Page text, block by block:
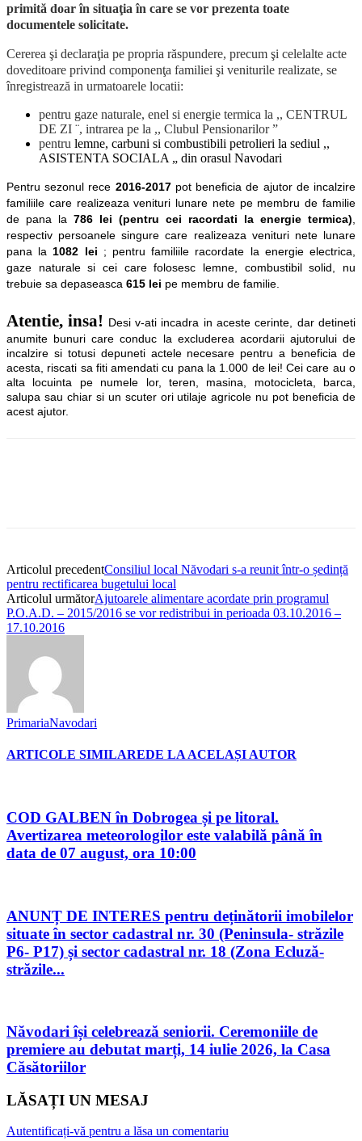
primită doar în situaţia în care se vor prezenta toate
documentele solicitate.
Cererea şi declaraţia pe propria răspundere, precum şi celelalte acte
doveditoare privind componenţa familiei şi veniturile realizate, se
înregistrează in urmatoarele locatii:
pentru gaze naturale, enel si energie termica la ,, CENTRUL
DE ZI ¨, intrarea pe la ,, Clubul Pensionarilor ”
pentru lemne, carbuni si combustibili petrolieri la sediul ,,
ASISTENTA SOCIALA „ din orasul Navodari
Pentru sezonul rece 2016-2017pot beneficia de ajutor de incalzire
familiile care realizeaza venituri lunare nete pe membru de familie
de pana la 786 lei (pentru cei racordati la energie termica)
respectiv persoanele singure care realizeaza venituri nete lunare
pana la 1082 lei ; pentru familiile racordate la energie electrica,
gaze naturale si cei care folosesc lemne, combustibil solid, nu
trebuie sa depaseasca 615 lei pe membru de familie.
Atentie, insa! Desi v-ati incadra in aceste cerinte, dar detineti
anumite bunuri care conduc la excluderea acordarii ajutorului de
incalzire si totusi depuneti actele necesare pentru a beneficia de
acesta, riscati sa fiti amendati cu pana la 1.000 de lei! Cei care au o
alta locuinta pe numele lor, teren, masina, motocicleta, barca,
salupa sau chiar si un scuter ori utilaje agricole nu pot beneficia de
acest ajutor.
Articolul precedentConsiliul local Năvodari s-a reunit într-o ședință
pentru rectificarea bugetului local
Articolul următorAjutoarele alimentare acordate prin programul
P.O.A.D. – 2015/2016 se vor redistribui in perioada 03.10.2016 –
17.10.2016
PrimariaNavodari
ARTICOLE SIMILAREDE LA ACELAȘI AUTOR
COD GALBEN în Dobrogea și pe litoral.
Avertizarea meteorologilor este valabilă până în
data de 07 august, ora 10:00
ANUNȚ DE INTERES pentru deținătorii imobilelor
situate în sector cadastral nr. 30 (Peninsula- străzile
P6- P17) și sector cadastral nr. 18 (Zona Ecluză-
străzile...
Năvodari își celebrează seniorii. Ceremoniile de
premiere au debutat marți, 14 iulie 2026, la Casa
Căsătoriilor
LĂSAȚI UN MESAJ
Autentificați-vă pentru a lăsa un comentariu